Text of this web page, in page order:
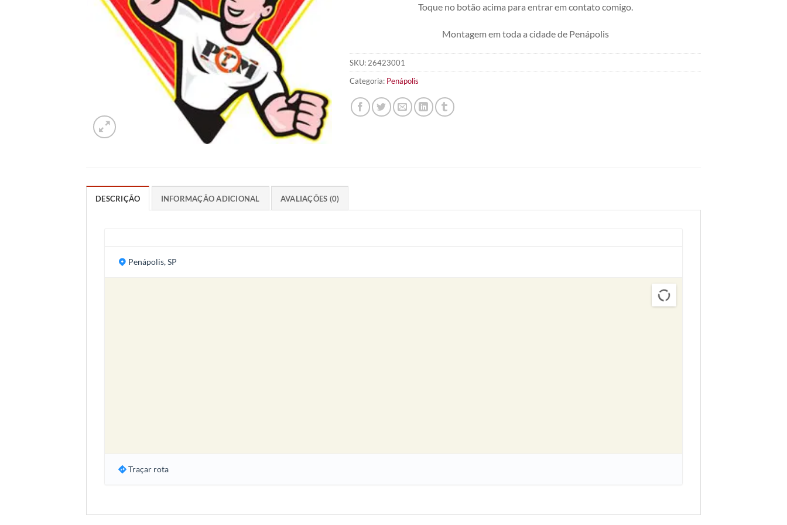
Toque no botão acima para entrar em contato comigo.
Montagem em toda a cidade de Penápolis
SKU: 26423001
Categoria: Penápolis
DESCRIÇÃO INFORMAÇÃO ADICIONAL AVALIAÇÕES (0)
Penápolis, SP
Traçar rota